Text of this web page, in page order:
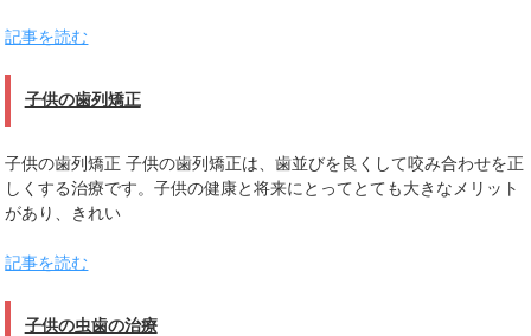
記事を読む
子供の歯列矯正
子供の歯列矯正 子供の歯列矯正は、歯並びを良くして咬み合わせを正
しくする治療です。子供の健康と将来にとってとても大きなメリット
があり、きれい
記事を読む
子供の虫歯の治療